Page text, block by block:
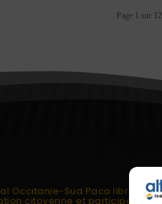
Page 1 sur 12
Occitanie-Sud Paca libre et
citoyenne et participative.